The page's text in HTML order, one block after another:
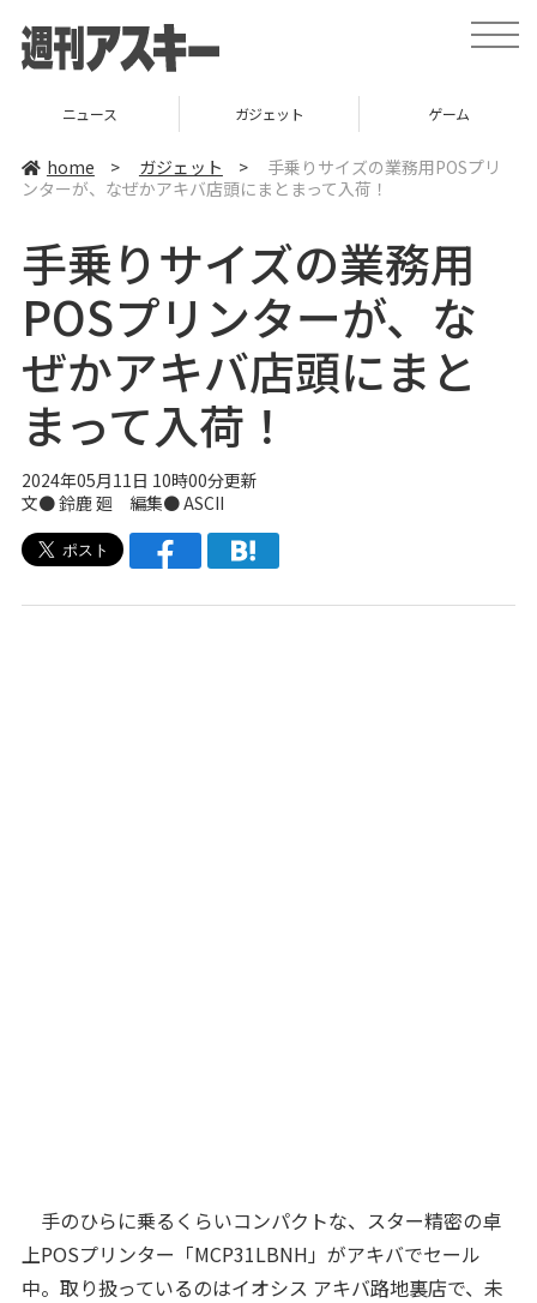
t
o
v
ニュース ガジェット ゲーム
home > ガジェット >
手乗りサイズの業務用POSプリ
ンターが、なぜかアキバ店頭にまとまって入荷！
手乗りサイズの業務用
POSプリンターが、な
ぜかアキバ店頭にまと
まって入荷！
2024年05月11日 10時00分更新
文● 鈴鹿 廻 編集● ASCII
手のひらに乗るくらいコンパクトな、スター精密の卓
上POSプリンター「MCP31LBNH」がアキバでセール
中。取り扱っているのはイオシス アキバ路地裏店で、未